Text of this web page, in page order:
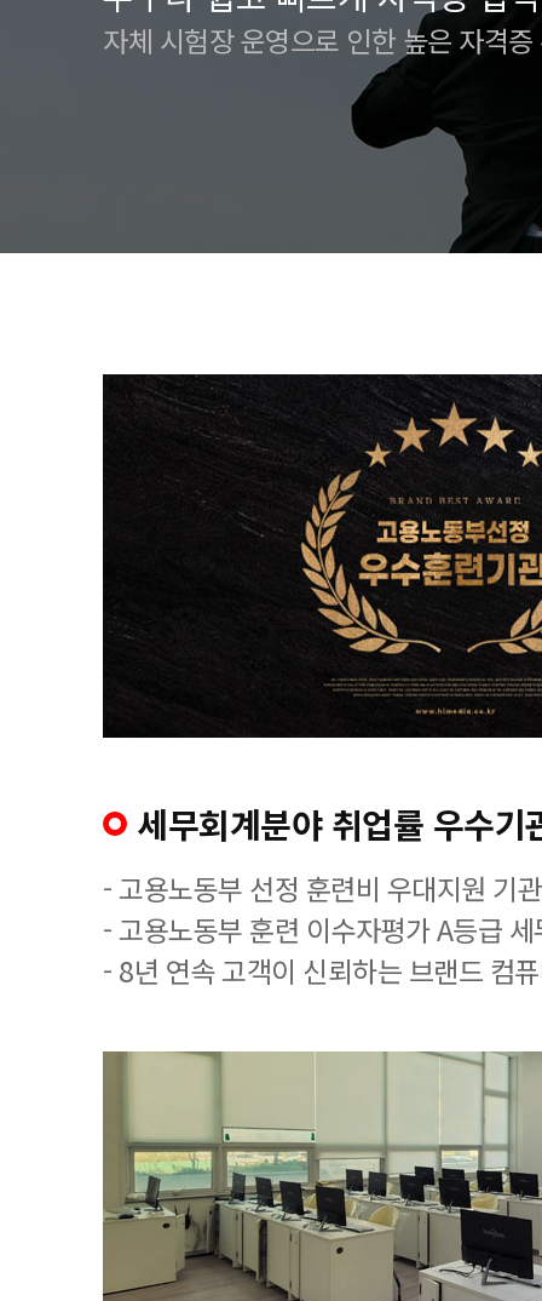
자체 시험장 운영으로 인한 높은 자격
세무회계분야 취업률 우수기
- 고용노동부 선정 훈련비 우대지원 기관
- 고용노동부 훈련 이수자평가 A등급
- 8년 연속 고객이 신뢰하는 브랜드 컴